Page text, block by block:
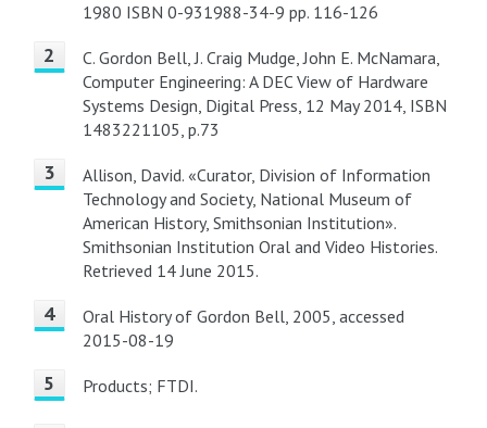
1980 ISBN 0-931988-34-9 pp. 116-126
C. Gordon Bell, J. Craig Mudge, John E. McNamara,
Computer Engineering: A DEC View of Hardware
Systems Design, Digital Press, 12 May 2014, ISBN
1483221105, p.73
Allison, David. «Curator, Division of Information
Technology and Society, National Museum of
American History, Smithsonian Institution».
Smithsonian Institution Oral and Video Histories.
Retrieved 14 June 2015.
Oral History of Gordon Bell, 2005, accessed
2015-08-19
Products; FTDI.